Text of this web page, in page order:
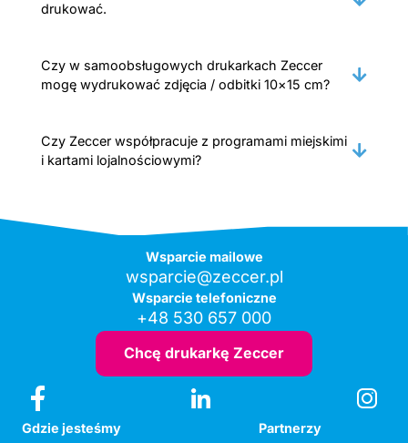
drukować.
Czy w samoobsługowych drukarkach Zeccer
mogę wydrukować zdjęcia / odbitki 10×15 cm?
Czy Zeccer współpracuje z programami miejskimi
i kartami lojalnościowymi?
Wsparcie mailowe
wsparcie@zeccer.pl
Wsparcie telefoniczne
+48 530 657 000
Chcę drukarkę Zeccer
Gdzie jesteśmy
Partnerzy